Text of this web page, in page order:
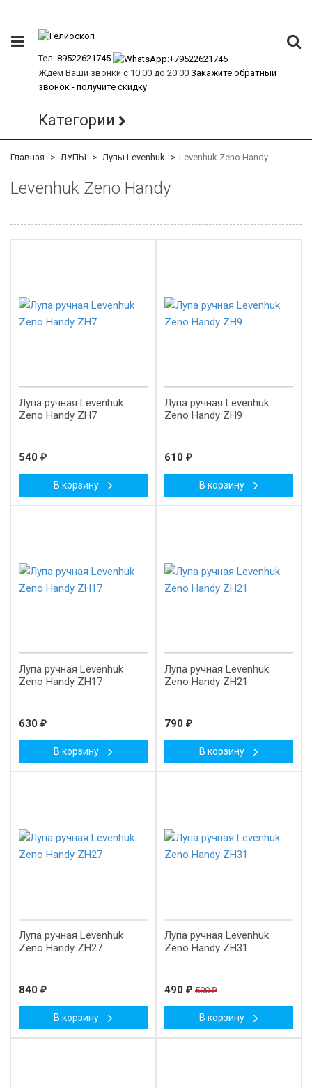
Тел: 89522621745
Ждем Ваши звонки с 10:00 до 20:00 Закажите обратный
звонок - получите скидку
Категории
Главная ЛУПЫ Лупы Levenhuk Levenhuk Zeno Handy
Levenhuk Zeno Handy
Лупа ручная Levenhuk
Zeno Handy ZH7
540 ₽
В корзину
Лупа ручная Levenhuk
Zeno Handy ZH9
610 ₽
В корзину
Лупа ручная Levenhuk
Zeno Handy ZH17
630 ₽
В корзину
Лупа ручная Levenhuk
Zeno Handy ZH21
790 ₽
В корзину
Лупа ручная Levenhuk
Zeno Handy ZH27
840 ₽
В корзину
Лупа ручная Levenhuk
Zeno Handy ZH31
490 ₽ 500₽
В корзину